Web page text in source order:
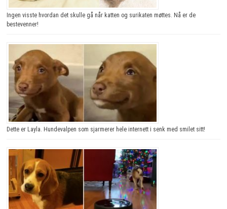
Ingen visste hvordan det skulle gå når katten og surikaten møttes. Nå er de
bestevenner!
Dette er Layla. Hundevalpen som sjarmerer hele internett i senk med smilet sitt!